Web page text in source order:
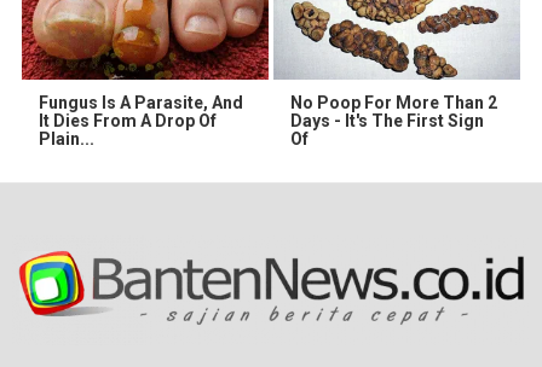
Fungus Is A Parasite, And
It Dies From A Drop Of
Plain...
No Poop For More Than 2
Days - It's The First Sign
Of